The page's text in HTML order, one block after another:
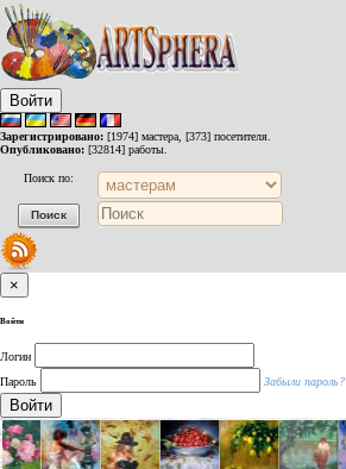
Войти
Зарегистрировано: [1974] мастера, [373] посетителя.
Опубликовано: [32814] работы.
Поиск по:
×
Войти
Логин
Пароль
Забыли пароль?
Войти